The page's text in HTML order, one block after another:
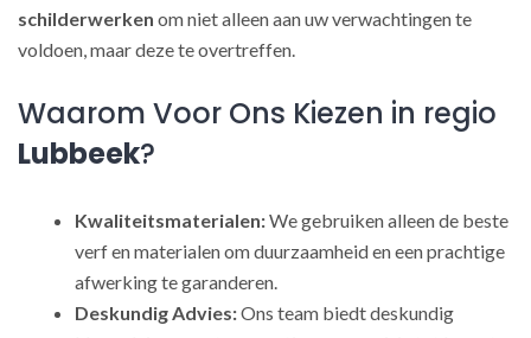
schilderwerken om niet alleen aan uw verwachtingen te
voldoen, maar deze te overtreffen.
Waarom Voor Ons Kiezen in regio
Lubbeek?
Kwaliteitsmaterialen:We gebruiken alleen de beste
verf en materialen om duurzaamheid en een prachtige
afwerking te garanderen.
Deskundig Advies:Ons team biedt deskundig